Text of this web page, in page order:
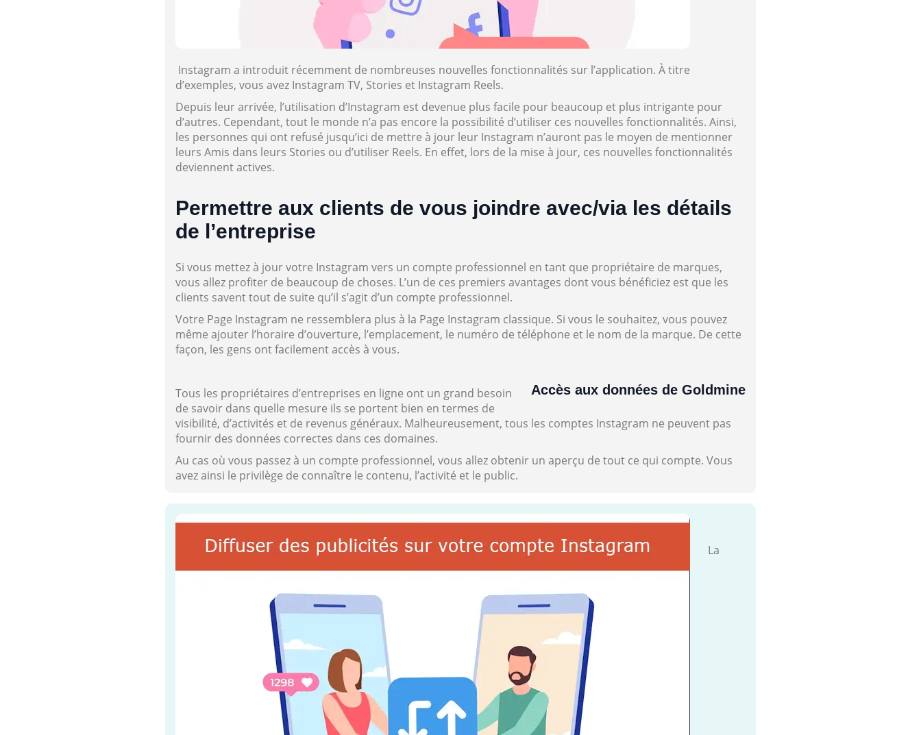
Instagram a introduit récemment de nombreuses nouvelles fonctionnalités sur l’application. À titre
d’exemples, vous avez Instagram TV, Stories et Instagram Reels.
Depuis leur arrivée, l’utilisation d’Instagram est devenue plus facile pour beaucoup et plus intrigante pour
d’autres. Cependant, tout le monde n’a pas encore la possibilité d’utiliser ces nouvelles fonctionnalités. Ainsi,
les personnes qui ont refusé jusqu’ici de mettre à jour leur Instagram n’auront pas le moyen de mentionner
leurs Amis dans leurs Stories ou d’utiliser Reels. En effet, lors de la mise à jour, ces nouvelles fonctionnalités
deviennent actives.
Permettre aux clients de vous joindre avec/via les détails
de l’entreprise
Si vous mettez à jour votre Instagram vers un compte professionnel en tant que propriétaire de marques,
vous allez profiter de beaucoup de choses. L’un de ces premiers avantages dont vous bénéficiez est que les
clients savent tout de suite qu’il s’agit d’un compte professionnel.
Votre Page Instagram ne ressemblera plus à la Page Instagram classique. Si vous le souhaitez, vous pouvez
même ajouter l’horaire d’ouverture, l’emplacement, le numéro de téléphone et le nom de la marque. De cette
façon, les gens ont facilement accès à vous.
Accès aux données de Goldmine
Tous les propriétaires d’entreprises en ligne ont un grand besoin
de savoir dans quelle mesure ils se portent bien en termes de
visibilité, d’activités et de revenus généraux. Malheureusement, tous les comptes Instagram ne peuvent pas
fournir des données correctes dans ces domaines.
Au cas où vous passez à un compte professionnel, vous allez obtenir un aperçu de tout ce qui compte. Vous
avez ainsi le privilège de connaître le contenu, l’activité et le public.
La